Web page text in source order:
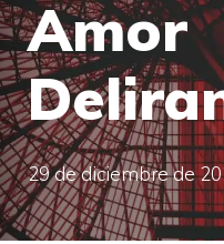
Amor
29 de diciembre de